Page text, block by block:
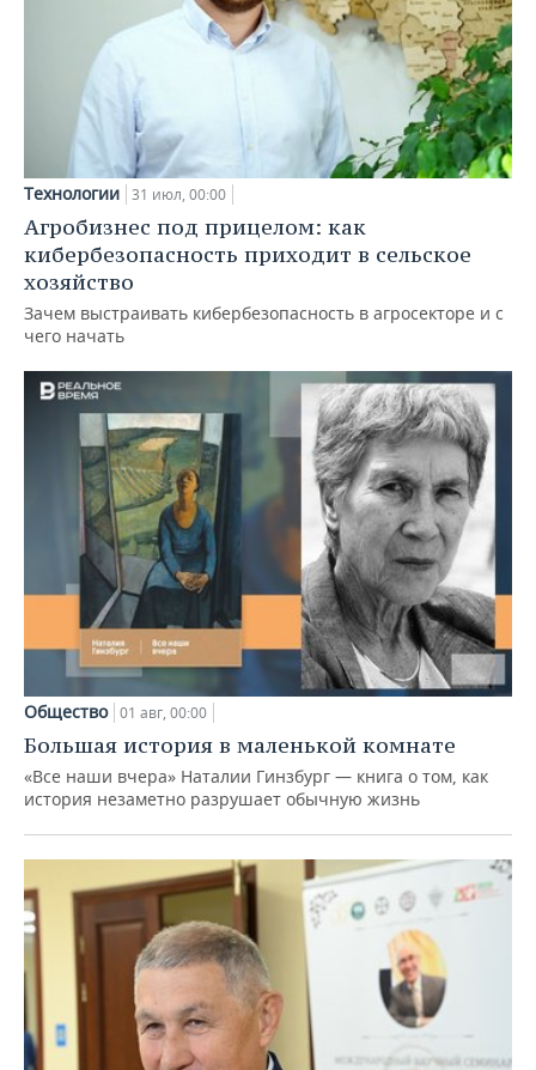
Технологии 31 июл, 00:00
Агробизнес под прицелом: как
кибербезопасность приходит в сельское
хозяйство
Зачем выстраивать кибербезопасность в агросекторе и с
чего начать
Общество 01 авг, 00:00
Большая история в маленькой комнате
«Все наши вчера» Наталии Гинзбург — книга о том, как
история незаметно разрушает обычную жизнь